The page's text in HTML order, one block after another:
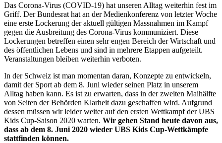
Das Corona-Virus (COVID-19) hat unseren Alltag weiterhin fest im
Griff. Der Bundesrat hat an der Medienkonferenz von letzter Woche
eine erste Lockerung der aktuell gültigen Massnahmen im Kampf
gegen die Ausbreitung des Corona-Virus kommuniziert. Diese
Lockerungen betreffen einen sehr engen Bereich der Wirtschaft und
des öffentlichen Lebens und sind in mehrere Etappen aufgeteilt.
Veranstaltungen bleiben weiterhin verboten.
In der Schweiz ist man momentan daran, Konzepte zu entwickeln,
damit der Sport ab dem 8. Juni wieder seinen Platz in unserem
Alltag haben kann. Es ist zu erwarten, dass in der zweiten Maihälfte
von Seiten der Behörden Klarheit dazu geschaffen wird. Aufgrund
dessen müssen wir leider weiter auf den ersten Wettkampf der UBS
Kids Cup-Saison 2020 warten. Wir gehen Stand heute davon aus,
dass ab dem 8. Juni 2020 wieder UBS Kids Cup-Wettkämpfe
stattfinden können.